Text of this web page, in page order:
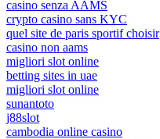
casino senza AAMS
crypto casino sans KYC
quel site de paris sportif choisir
casino non aams
migliori slot online
betting sites in uae
migliori slot online
sunantoto
j88slot
cambodia online casino